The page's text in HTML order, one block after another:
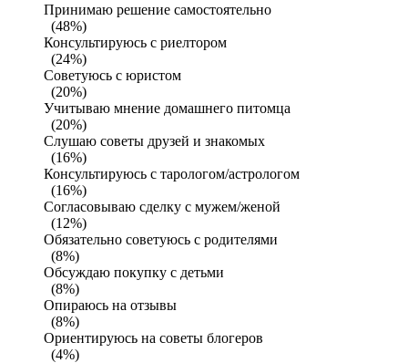
Принимаю решение самостоятельно
(48%)
Консультируюсь с риелтором
(24%)
Советуюсь с юристом
(20%)
Учитываю мнение домашнего питомца
(20%)
Слушаю советы друзей и знакомых
(16%)
Консультируюсь с тарологом/астрологом
(16%)
Согласовываю сделку с мужем/женой
(12%)
Обязательно советуюсь с родителями
(8%)
Обсуждаю покупку с детьми
(8%)
Опираюсь на отзывы
(8%)
Ориентируюсь на советы блогеров
(4%)